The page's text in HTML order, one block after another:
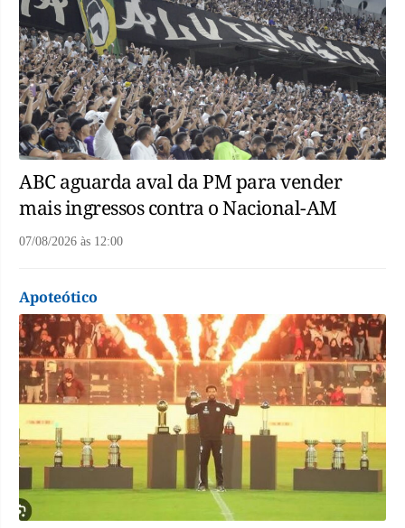
ABC aguarda aval da PM para vender
mais ingressos contra o Nacional-AM
07/08/2026 às 12:00
Apoteótico